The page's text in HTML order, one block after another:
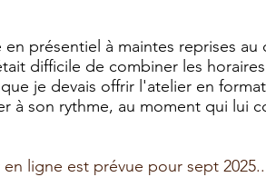
présentiel à maintes reprises au
difficile de combiner les
je devais offrir l'atelier en
à son rythme, au moment qui lui
ligne est prévue pour sept